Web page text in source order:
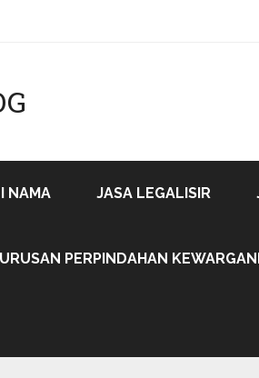
NAMA JASA LEGALISIR
PERPINDAHAN